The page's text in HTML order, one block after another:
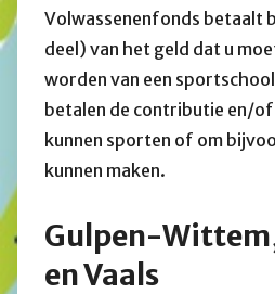
Volwassenenfonds betaalt
deel) van het geld dat u
worden van een
betalen de contributie en/of
kunnen sporten of om
kunnen maken.
Gulpen-
en Vaals